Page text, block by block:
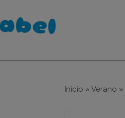
Inicio » Verano »